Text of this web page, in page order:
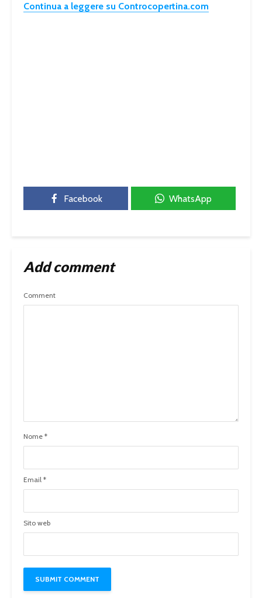
Continua a leggere su Controcopertina.com
Facebook WhatsApp
Add comment
Comment
Nome *
Email *
Sito web